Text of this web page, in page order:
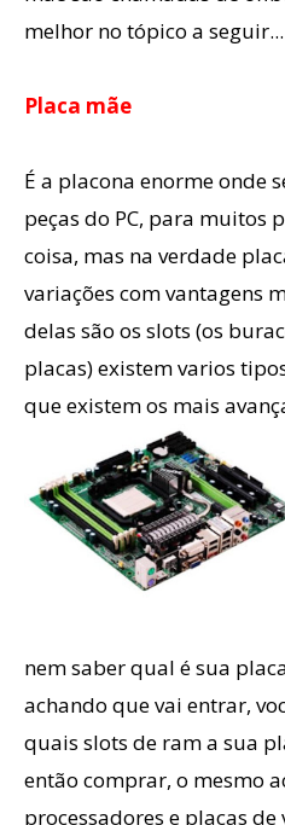
melhor no tópico a seguir...
Placa mãe
É a placona enorme onde
peças do PC, para muitos
coisa, mas na verdade
variações com vantagens
delas são os slots (os
placas) existem varios
que existem os mais
nem saber qual é sua
achando que vai entrar,
quais slots de ram a sua
então comprar, o mesmo
processadores e placas